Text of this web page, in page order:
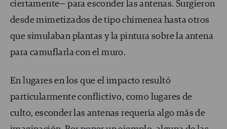
ciertamente— para esconder las antenas. Surgieron
desde mimetizados de tipo chimenea hasta otros
que simulaban plantas y la pintura sobre la antena
para camuflarla con el muro.
En lugares en los que el impacto resultó
particularmente conflictivo, como lugares de
culto, esconder las antenas requería algo más de